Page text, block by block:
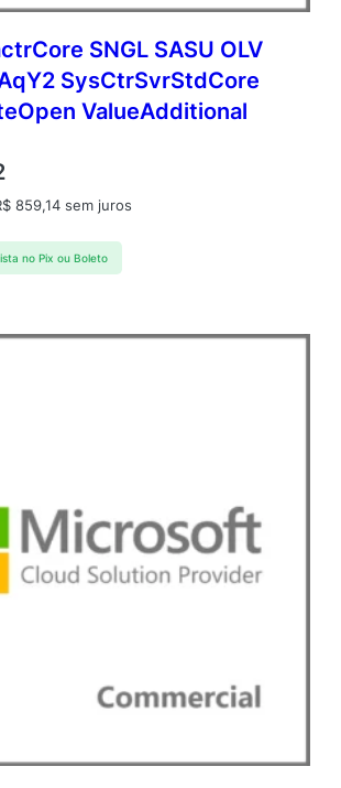
SNGL SASU OLV
SysCtrSvrStdCore
ValueAdditional
859,14 sem juros
no Pix ou Boleto